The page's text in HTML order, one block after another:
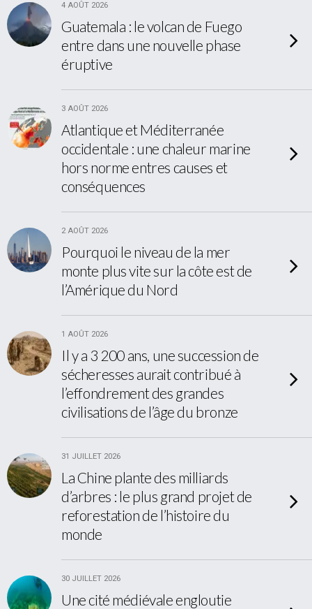
4 AOÛT 2026
Guatemala : le volcan de Fuego
entre dans une nouvelle phase
éruptive
3 AOÛT 2026
Atlantique et Méditerranée
occidentale : une chaleur marine
hors norme entres causes et
conséquences
2 AOÛT 2026
Pourquoi le niveau de la mer
monte plus vite sur la côte est de
l’Amérique du Nord
1 AOÛT 2026
Il y a 3 200 ans, une succession de
sécheresses aurait contribué à
l’effondrement des grandes
civilisations de l’âge du bronze
31 JUILLET 2026
La Chine plante des milliards
d’arbres : le plus grand projet de
reforestation de l’histoire du
monde
30 JUILLET 2026
Une cité médiévale engloutie